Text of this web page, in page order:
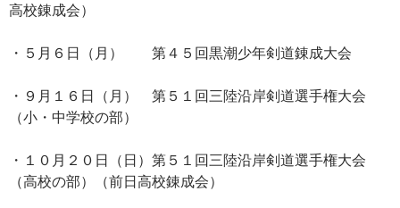
高校錬成会）
・５月６日（月） 第４５回黒潮少年剣道錬成大会
・９月１６日（月） 第５１回三陸沿岸剣道選手権大会
（小・中学校の部）
・１０月２０日（日）第５１回三陸沿岸剣道選手権大会
（高校の部）（前日高校錬成会）